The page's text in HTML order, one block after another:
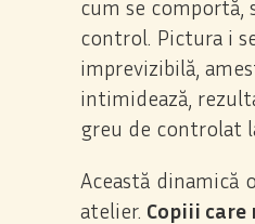
cum se comportă,
control. Pictura i
imprevizibilă,
intimidează,
greu de controlat
Această dinamică
atelier. Copiii care